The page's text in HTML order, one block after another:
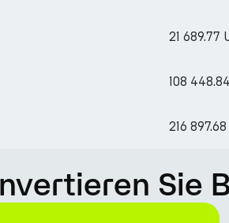
21 689.77
108
216
Sie